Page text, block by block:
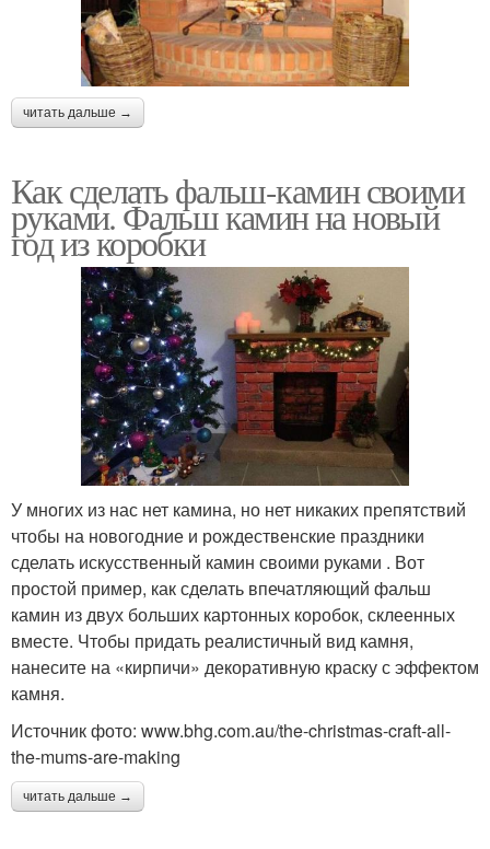
читать дальше →
Как сделать фальш-камин своими
руками. Фальш камин на новый
год из коробки
У многих из нас нет камина, но нет никаких препятствий
чтобы на новогодние и рождественские праздники
сделать искусственный камин своими руками . Вот
простой пример, как сделать впечатляющий фальш
камин из двух больших картонных коробок, склеенных
вместе. Чтобы придать реалистичный вид камня,
нанесите на «кирпичи» декоративную краску с эффектом
камня.
Источник фото: www.bhg.com.au/the-christmas-craft-all-
the-mums-are-making
читать дальше →